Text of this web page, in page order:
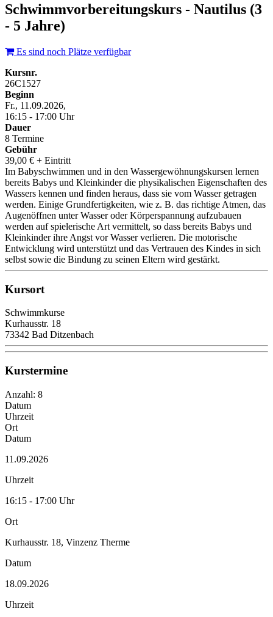
Schwimmvorbereitungskurs - Nautilus (3
- 5 Jahre)
Es sind noch Plätze verfügbar
Kursnr.
26C1527
Beginn
Fr., 11.09.2026,
16:15 - 17:00 Uhr
Dauer
8 Termine
Gebühr
39,00 € + Eintritt
Im Babyschwimmen und in den Wassergewöhnungskursen lernen
bereits Babys und Kleinkinder die physikalischen Eigenschaften des
Wassers kennen und finden heraus, dass sie vom Wasser getragen
werden. Einige Grundfertigkeiten, wie z. B. das richtige Atmen, das
Augenöffnen unter Wasser oder Körperspannung aufzubauen
werden auf spielerische Art vermittelt, so dass bereits Babys und
Kleinkinder ihre Angst vor Wasser verlieren. Die motorische
Entwicklung wird unterstützt und das Vertrauen des Kindes in sich
selbst sowie die Bindung zu seinen Eltern wird gestärkt.
Kursort
Schwimmkurse
Kurhausstr. 18
73342 Bad Ditzenbach
Kurstermine
Anzahl: 8
Datum
Uhrzeit
Ort
Datum
11.09.2026
Uhrzeit
16:15 - 17:00 Uhr
Ort
Kurhausstr. 18, Vinzenz Therme
Datum
18.09.2026
Uhrzeit